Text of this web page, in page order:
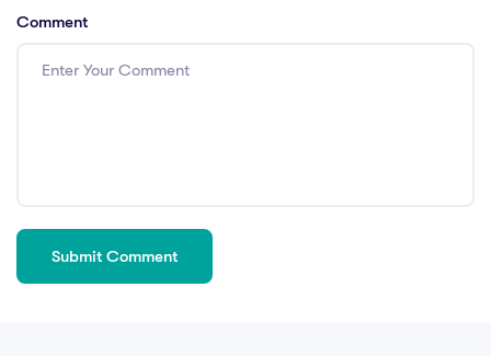
Comment